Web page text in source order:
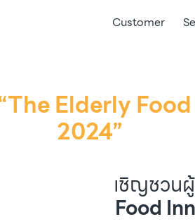
Customer
Elderly
2024”
เชิญชวน
Food